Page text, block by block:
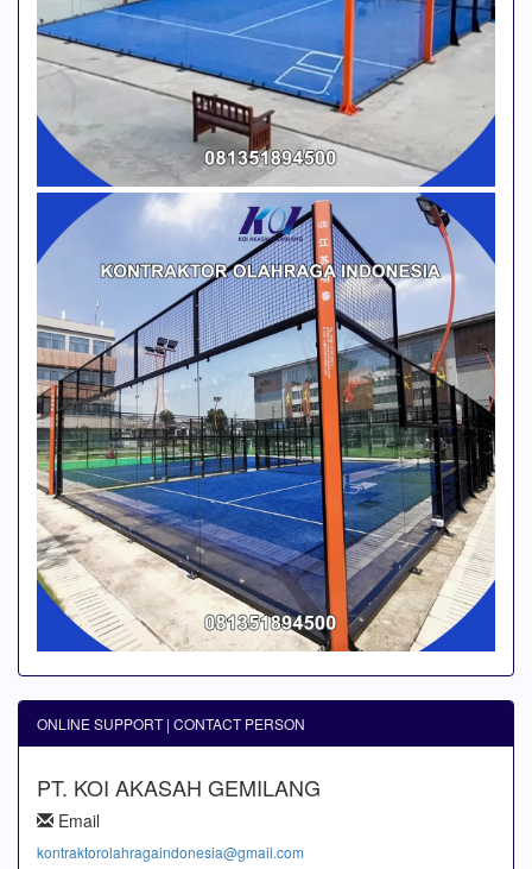
ONLINE SUPPORT | CONTACT PERSON
PT. KOI AKASAH GEMILANG
Email
kontraktorolahragaindonesia@gmail.com